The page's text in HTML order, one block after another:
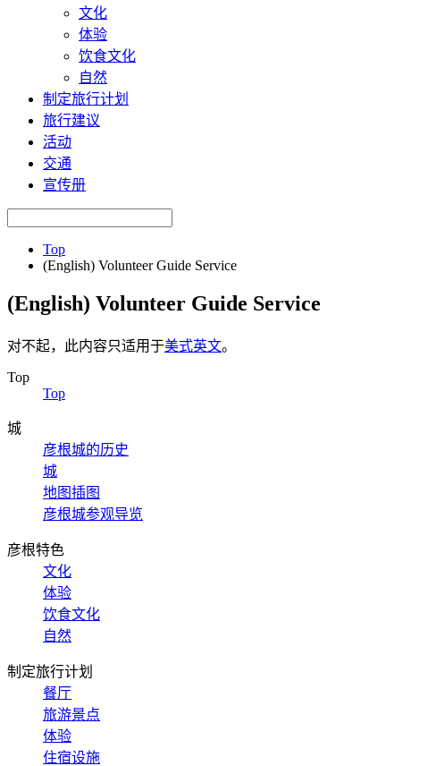
文化
体验
饮食文化
自然
制定旅行计划
旅行建议
活动
交通
宣传册
Top
(English) Volunteer Guide Service
(English) Volunteer Guide Service
对不起，此内容只适用于美式英文。
Top
Top
城
彦根城的历史
城
地图插图
彦根城参观导览
彦根特色
文化
体验
饮食文化
自然
制定旅行计划
餐厅
旅游景点
体验
住宿设施